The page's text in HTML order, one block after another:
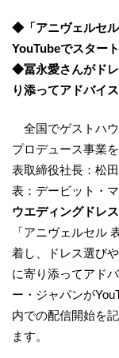
◆「アニヴェルセ
YouTubeでスタート
◆冨永愛さんがド
り添ってアドバイス
全国でゲストハ
プロデュース事業
表取締役社長：松
表：デービット・
ウエディングドレ
「アニヴェルセル
着し、ドレス選び
に寄り添ってアド
ー・ジャパンが
内での配信開始を
ます。